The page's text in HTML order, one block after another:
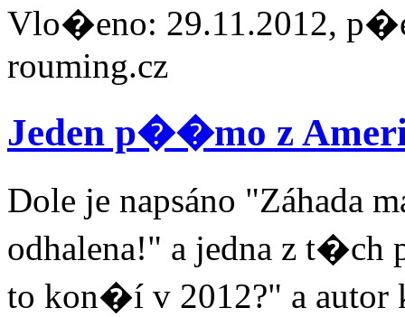
Vlo�eno: 29.11.2012,
rouming.cz
Jeden p��mo z
Dole je napsáno "Záhada
odhalena!" a jedna z
to kon�í v 2012?" a